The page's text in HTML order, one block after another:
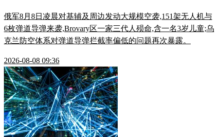
俄军8月8日凌晨对基辅及周边发动大规模空袭,151架无人机与
6枚弹道导弹来袭,Brovary区一家三代人殒命,含一名3岁儿童;乌
克兰防空体系对弹道导弹拦截率偏低的问题再次暴露。
2026-08-08 09:36